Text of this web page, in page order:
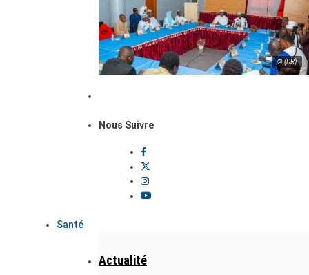
© (DR)
Nous Suivre
Santé
Actualité